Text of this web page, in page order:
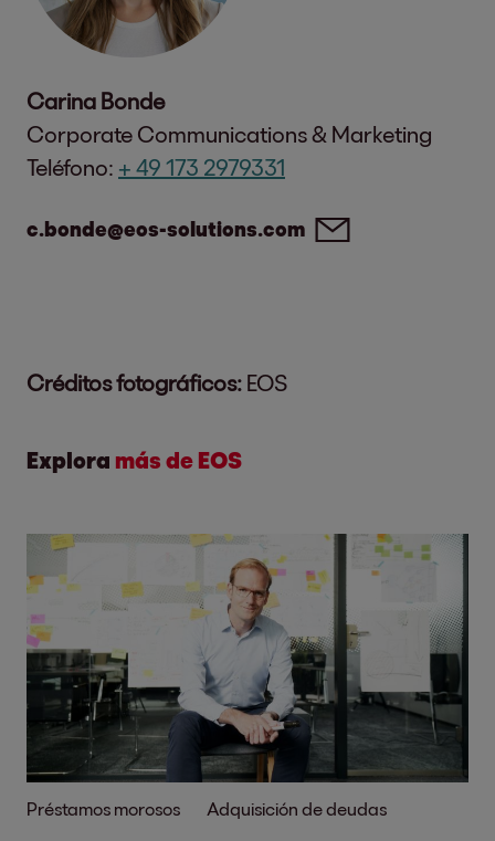
Carina Bonde
Corporate Communications & Marketing
Teléfono: + 49 173 2979331
c.bonde@eos-solutions.com
Créditos fotográficos: EOS
Explora más de EOS
Préstamos morosos Adquisición de deudas